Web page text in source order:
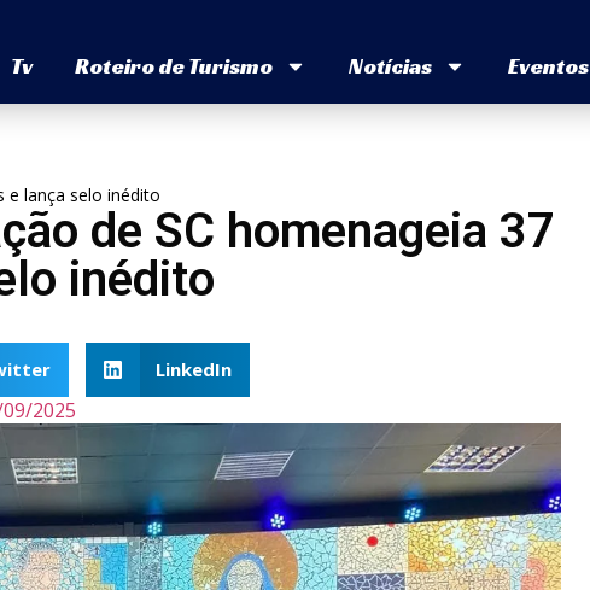
Tv Roteiro de Turismo Notícias Eventos
e lança selo inédito
de SC homenageia 37
inédito
LinkedIn
2025